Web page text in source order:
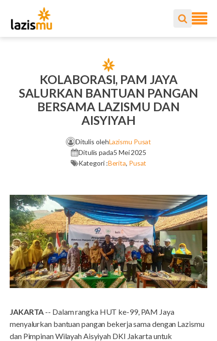
KOLABORASI, PAM JAYA
SALURKAN BANTUAN PANGAN
BERSAMA LAZISMU DAN
AISYIYAH
Ditulis olehLazismu Pusat
Ditulis pada5 Mei 2025
Kategori :Berita, Pusat
JAKARTA -- Dalam rangka HUT ke-99, PAM Jaya
menyalurkan bantuan pangan bekerja sama dengan Lazismu
dan Pimpinan Wilayah Aisyiyah DKI Jakarta untuk